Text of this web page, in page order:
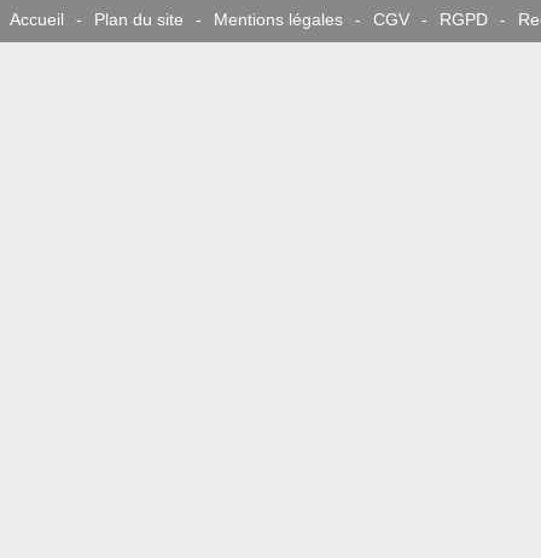
Accueil - Plan du site - Mentions légales - CGV - RGPD -